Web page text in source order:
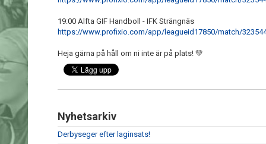
19:00 Alfta GIF Handboll - IFK Strängnäs
https://www.profixio.com/app/leagueid17850/match/
Heja gärna på håll om ni inte är på plats! 💚
Nyhetsarkiv
Derbyseger efter laginsats!